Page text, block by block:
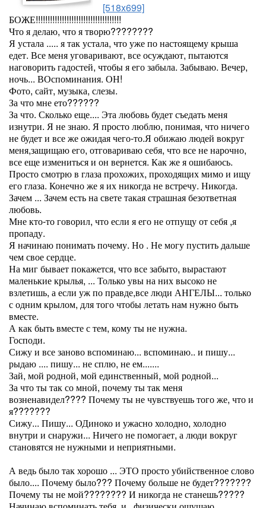
[518x699]
БОЖЕ!!!!!!!!!!!!!!!!!!!!!!!!!!!!!!!!!!!!
Что я делаю, что я творю????????
Я устала ..... я так устала, что уже по настоящему крыша
едет. Все меня уговаривают, все осуждают, пытаются
наговорить гадостей, чтобы я его забыла. Забываю. Вечер,
ночь... ВОспоминания. ОН!
Фото, сайт, музыка, слезы.
За что мне ето??????
За что. Сколько еще.... Эта любовь будет съедать меня
изнутри. Я не знаю. Я просто люблю, понимая, что ничего
не будет и все же ожидая чего-то.Я обижаю людей вокруг
меня,защищаю его, отговариваю себя, что все не нарочно,
все еще измениться и он вернется. Как же я ошибаюсь.
Просто смотрю в глаза прохожих, проходящих мимо и ищу
его глаза. Конечно же я их никогда не встречу. Никогда.
Зачем ... Зачем есть на свете такая страшная безответная
любовь.
Мне кто-то говорил, что если я его не отпущу от себя ,я
пропаду.
Я начинаю понимать почему. Но . Не могу пустить дальше
чем свое сердце.
На миг бывает покажется, что все забыто, вырастают
маленькие крылья, ... Только увы на них высоко не
взлетишь, а если уж по правде,все люди АНГЕЛЫ... только
с одним крылом, для того чтобы летать нам нужно быть
вместе.
А как быть вместе с тем, кому ты не нужна.
Господи.
Сижу и все заново вспоминаю... вспоминаю.. и пишу...
рыдаю .... пишу... не сплю, не ем.......
Зай, мой родной, мой единственный, мой родной...
За что ты так со мной, почему ты так меня
возненавидел???? Почему ты не чувствуешь того же, что и
я???????
Сижу... Пишу... ОДиноко и ужасно холодно, холодно
внутри и снаружи... Ничего не помогает, а люди вокруг
становятся не нужными и неприятными.
А ведь было так хорошо ... ЭТО просто убийственное слово
было.... Почему было??? Почему больше не будет???????
Почему ты не мой???????? И никогда не станешь?????